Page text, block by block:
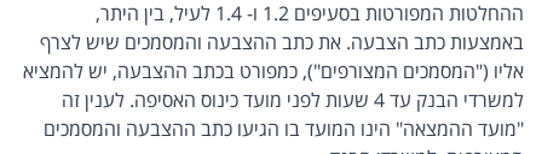
ההחלטות המפורטות בסעיפים 1.2 ו- 1.4 לעיל, בין היתר,
באמצעות כתב הצבעה. את כתב ההצבעה והמסמכים שיש לצרף
אליו ("המסמכים המצורפים"), כמפורט בכתב ההצבעה, יש להמציא
למשרדי הבנק עד 4 שעות לפני מועד כינוס האסיפה. לענין זה
"מועד ההמצאה" הינו המועד בו הגיעו כתב ההצבעה והמסמכים